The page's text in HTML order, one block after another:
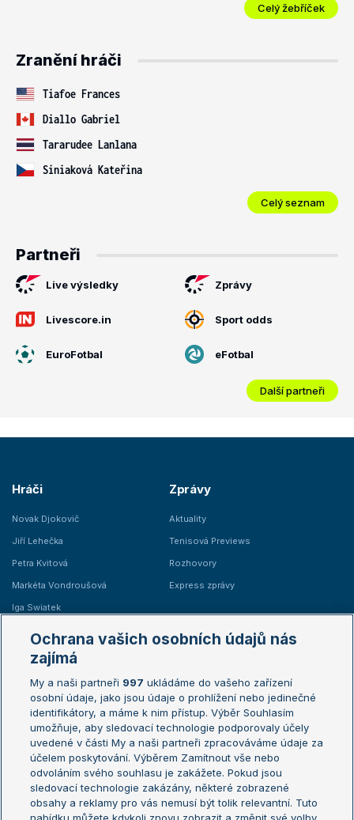
Celý žebříček
Zranění hráči
Tiafoe Frances
Diallo Gabriel
Tararudee Lanlana
Siniaková Kateřina
Celý seznam
Partneři
Live výsledky Zprávy
Livescore.in Sport odds
EuroFotbal eFotbal
Další partneři
Hráči
Novak Djokovič
Jiří Lehečka
Petra Kvitová
Markéta Vondroušová
Iga Swiatek
Zprávy
Aktuality
Tenisová Previews
Rozhovory
Express zprávy
Žebříčky
Žebříček ATP (muži)
Žebříček WTA (ženy)
Sázkařský žebříček
Australian Open
French Open
Wimbledon
US Open
Turnaj mistrů
Turnaj mistryň
Ochrana vašich osobních údajů nás
zajímá
My a naši partneři 997 ukládáme do vašeho zařízení
osobní údaje, jako jsou údaje o prohlížení nebo jedinečné
identifikátory, a máme k nim přístup. Výběr Souhlasím
umožňuje, aby sledovací technologie podporovaly účely
uvedené v části My a naši partneři zpracováváme údaje za
účelem poskytování. Výběrem Zamítnout vše nebo
odvoláním svého souhlasu je zakážete. Pokud jsou
sledovací technologie zakázány, některé zobrazené
obsahy a reklamy pro vás nemusí být tolik relevantní. Tuto